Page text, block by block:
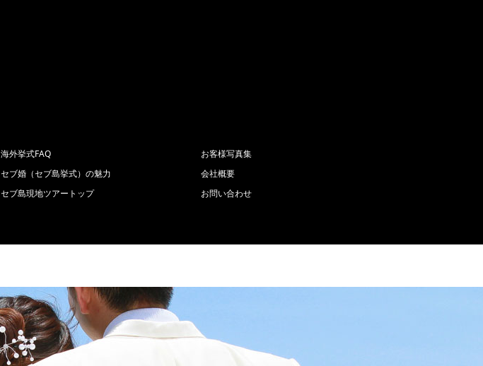
海外挙式FAQ
セブ婚（セブ島挙式）の魅力
セブ島現地ツアートップ
お客様写真集
会社概要
お問い合わせ